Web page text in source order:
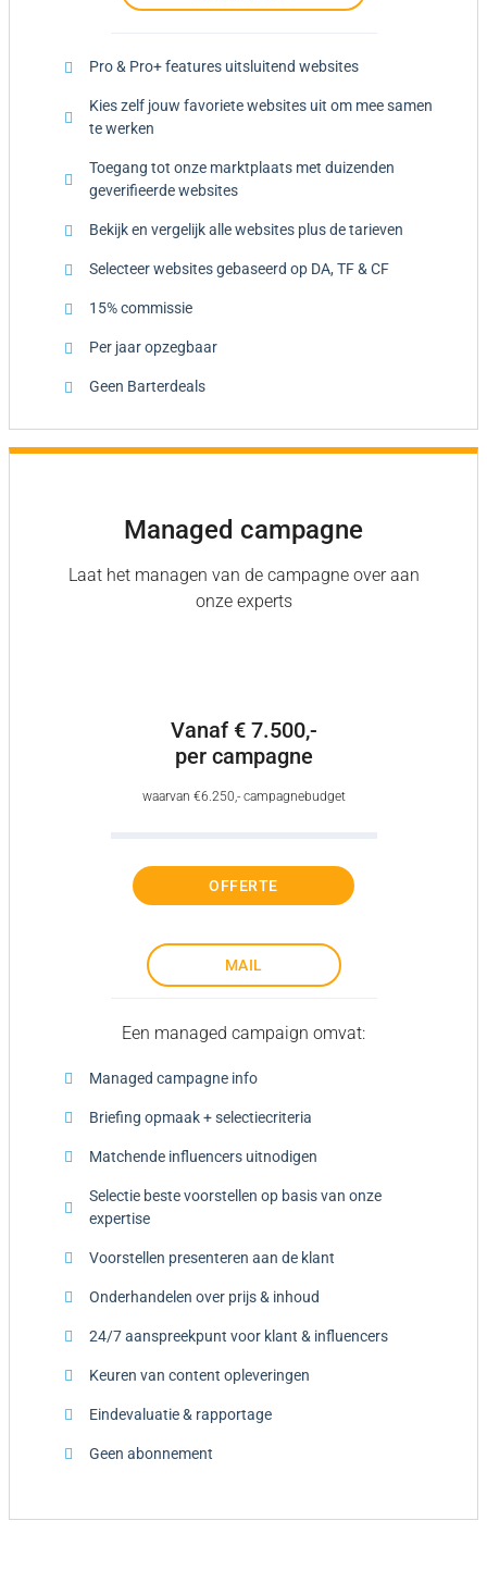
Pro & Pro+ features uitsluitend websites
Kies zelf jouw favoriete websites uit om mee samen
te werken
Toegang tot onze marktplaats met duizenden
geverifieerde websites
Bekijk en vergelijk alle websites plus de tarieven
Selecteer websites gebaseerd op DA, TF & CF
15% commissie
Per jaar opzegbaar
Geen Barterdeals
Managed campagne
Laat het managen van de campagne over aan
onze experts
Vanaf € 7.500,-
per campagne
waarvan €6.250,- campagnebudget
OFFERTE
MAIL
Een managed campaign omvat:
Managed campagne info
Briefing opmaak + selectiecriteria
Matchende influencers uitnodigen
Selectie beste voorstellen op basis van onze
expertise
Voorstellen presenteren aan de klant
Onderhandelen over prijs & inhoud
24/7 aanspreekpunt voor klant & influencers
Keuren van content opleveringen
Eindevaluatie & rapportage
Geen abonnement